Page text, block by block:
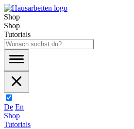
Shop
Shop
Tutorials
De En
Shop
Tutorials